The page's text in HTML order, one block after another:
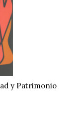
y Patrimonio